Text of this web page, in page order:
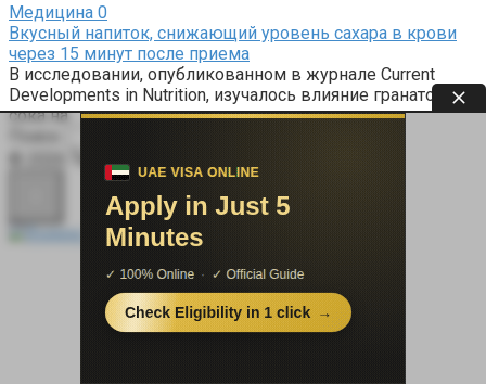
Медицина 0
Вкусный напиток, снижающий уровень сахара в крови
через 15 минут после приема
В исследовании, опубликованном в журнале Current
Developments in Nutrition, изучалось влияние гранатового
сока на
© 2026 Терапевт Плюс